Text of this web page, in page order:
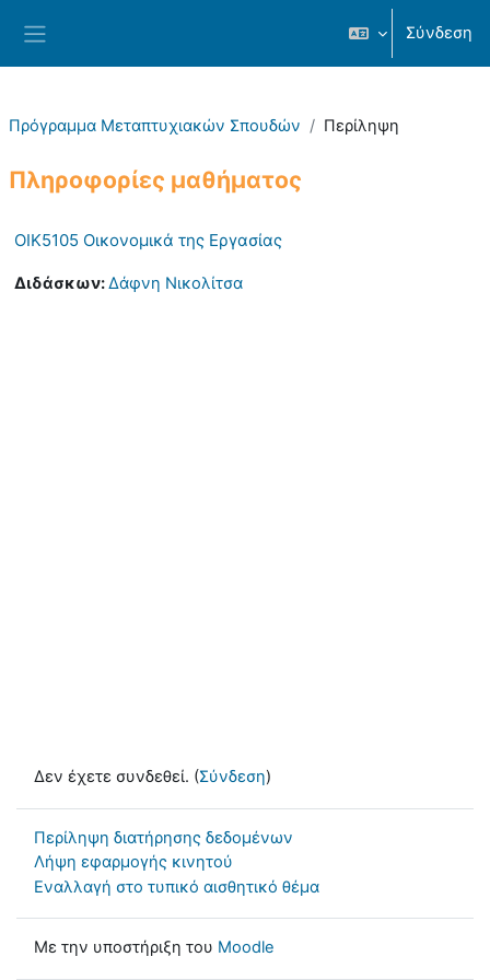
Σύνδεση
Πρόγραμμα Μεταπτυχιακών Σπουδών Περίληψη
Πληροφορίες μαθήματος
OIK5105 Οικονομικά της Εργασίας
Διδάσκων:Δάφνη Νικολίτσα
Δεν έχετε συνδεθεί. (Σύνδεση)
Περίληψη διατήρησης δεδομένων
Λήψη εφαρμογής κινητού
Εναλλαγή στο τυπικό αισθητικό θέμα
Με την υποστήριξη του Moodle